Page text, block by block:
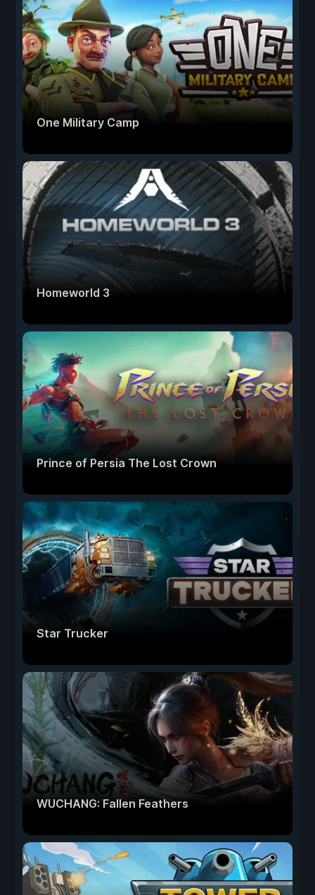
One Military Camp
Homeworld 3
Prince of Persia The Lost Crown
Star Trucker
WUCHANG: Fallen Feathers